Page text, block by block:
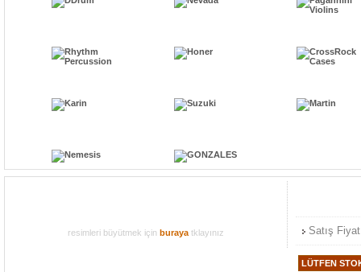
resimleri büyütmek için buraya tklayınız Satış